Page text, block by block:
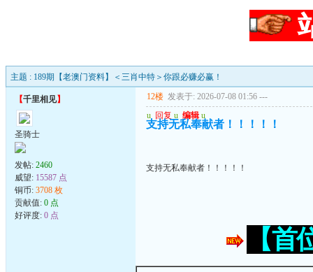
主题 : 189期【老澳门资料】＜三肖中特＞你跟必赚必赢！
【千里相见】
圣骑士
发帖: 2460
威望: 15587 点
铜币: 3708 枚
贡献值: 0 点
好评度: 0 点
12楼 发表于: 2026-07-08 01:56 ---
u 回复 u 编辑 u
支持无私奉献者！！！！！
支持无私奉献者！！！！！
【